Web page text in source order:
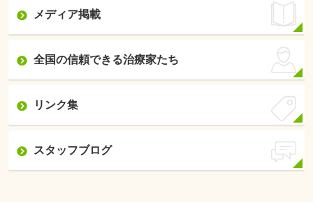
メディア掲載
全国の信頼できる治療家たち
リンク集
スタッフブログ